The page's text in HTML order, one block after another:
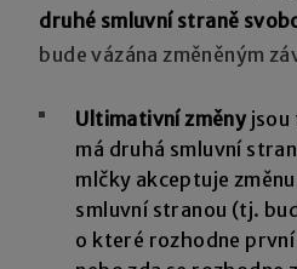
druhé smluvní straně
bude vázána změněným
Ultimativní změnyjsou
má druhá smluvní
mlčky akceptuje
smluvní stranou (tj.
o které rozhodne